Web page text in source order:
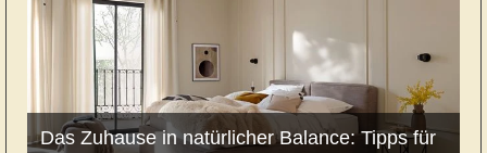
Das Zuhause in natürlicher Balance: Tipps für